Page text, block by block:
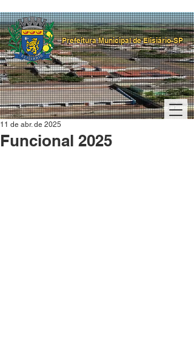
Prefeitura Municipal de Elisiário-SP
Funcional 2025
11 de abr. de 2025